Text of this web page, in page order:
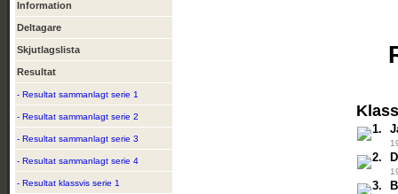
Information
Deltagare
Skjutlagslista
Resultat
- Resultat sammanlagt serie 1
- Resultat sammanlagt serie 2
- Resultat sammanlagt serie 3
- Resultat sammanlagt serie 4
- Resultat klassvis serie 1
1.
2.
3.